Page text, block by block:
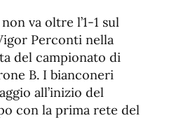
de
fuente
de
fuente.
va oltre l’1-1 sul
Perconti nella
del campionato di
B. I bianconeri
all’inizio del
con la prima rete del